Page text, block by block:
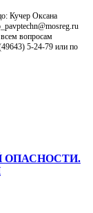
Кучер Оксана
вопросам
5-24-79 или по
ОПАСНОСТИ.